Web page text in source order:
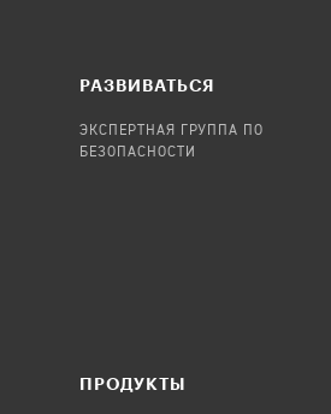
РАЗВИВАТЬСЯ
ЭКСПЕРТНАЯ ГРУППА ПО
БЕЗОПАСНОСТИ
ПРОДУКТЫ